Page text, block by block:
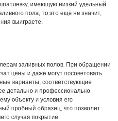
имеющую низкий удельный
пола, то это ещё не значит,
выиграете.
заливных полов. При обращении
цены и даже могут посоветовать
варианты, соответствующие
детально и профессионально
объекту и условия его
пробный образец, что позволит
случая покрытие.